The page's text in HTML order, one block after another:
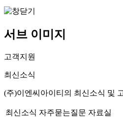
서브 이미지
고객지원
최신소식
(주)이엔씨아이티의 최신소식 및
최신소식 자주묻는질문 자료실